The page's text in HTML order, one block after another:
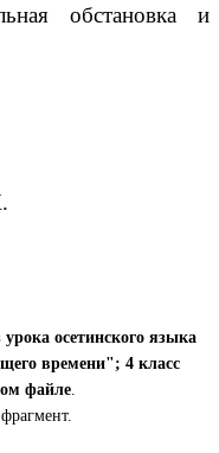
обстановка и
осетинского языка
времени"; 4 класс
файле.